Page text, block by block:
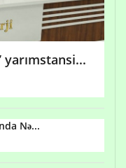
yarımstansi...
Nə...